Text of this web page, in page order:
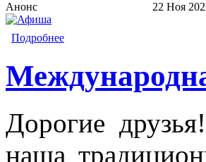
Анонс 22 Ноя
Подробнее
Дорогие
наша